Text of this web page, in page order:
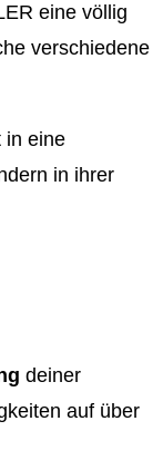
eine völlig
verschiedene
in eine
in ihrer
deiner
auf über